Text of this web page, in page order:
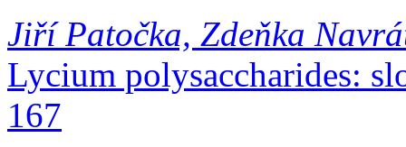
Jiří Patočka, Zdeňka
Lycium polysaccharides:
167